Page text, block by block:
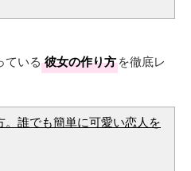
ている 彼女の作り方を徹底レ
。誰でも簡単に可愛い恋人を